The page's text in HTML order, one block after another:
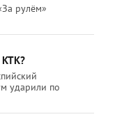
рулём»
КТК?
ударили по